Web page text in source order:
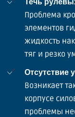
Проблема
элементов
жидкость
тяг и резко
Отсутствие
Возникает
корпусе
проблемы